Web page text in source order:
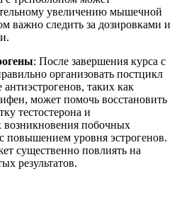
увеличению мышечной
важно следить за дозировками и
: После завершения курса с
организовать постцикл
таких как
может помочь восстановить
тестостерона и
возникновения побочных
повышением уровня эстрогенов.
существенно повлиять на
результатов.